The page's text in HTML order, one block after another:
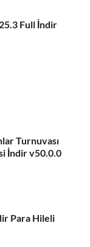
Full İndir
Turnuvası
İndir v50.0.0
Para Hileli